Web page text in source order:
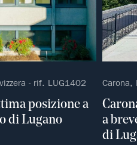
- rif. LUG1402
posizione a
di Lugano
Carona,
a
di